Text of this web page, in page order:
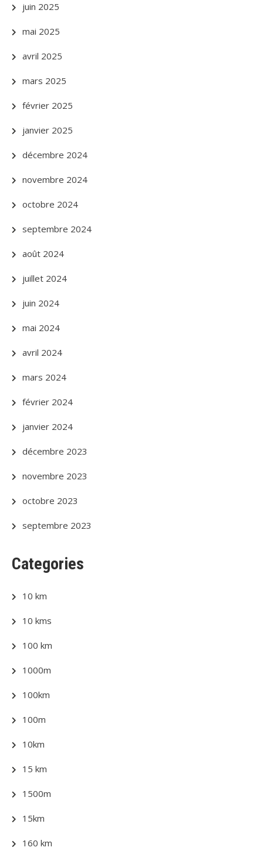
juin 2025
mai 2025
avril 2025
mars 2025
février 2025
janvier 2025
décembre 2024
novembre 2024
octobre 2024
septembre 2024
août 2024
juillet 2024
juin 2024
mai 2024
avril 2024
mars 2024
février 2024
janvier 2024
décembre 2023
novembre 2023
octobre 2023
septembre 2023
Categories
10 km
10 kms
100 km
1000m
100km
100m
10km
15 km
1500m
15km
160 km